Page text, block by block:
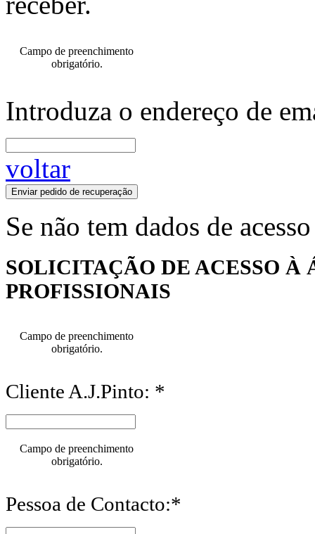
Campo de preenchimento
obrigatório.
Introduza o endereço de
voltar
Enviar pedido de recuperação
Se não tem dados de
SOLICITAÇÃO DE ACESSO À
PROFISSIONAIS
Campo de preenchimento
obrigatório.
Cliente A.J.Pinto: *
Campo de preenchimento
obrigatório.
Pessoa de Contacto:*